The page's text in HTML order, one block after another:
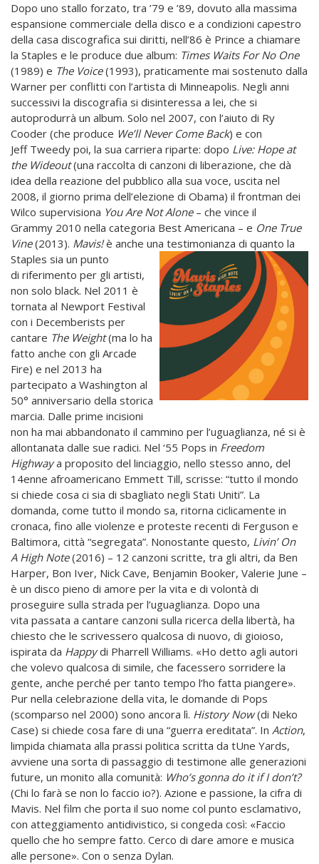
Dopo uno stallo forzato, tra ’79 e ’89, dovuto alla massima
espansione commerciale della disco e a condizioni capestro
della casa discografica sui diritti, nell’86 è Prince a chiamare
la Staples e le produce due album: Times Waits For No One
(1989) e The Voice(1993), praticamente mai sostenuto dalla
Warner per conflitti con l’artista di Minneapolis. Negli anni
successivi la discografia si disinteressa a lei, che si
autoprodurrà un album. Solo nel 2007, con l’aiuto di Ry
Cooder (che produce We’ll Never Come Back) e con
Jeff Tweedy poi, la sua carriera riparte: dopo Live: Hope at
the Wideout(una raccolta di canzoni di liberazione, che dà
idea della reazione del pubblico alla sua voce, uscita nel
2008, il giorno prima dell’elezione di Obama) il frontman dei
Wilco supervisiona You Are Not Alone– che vince il
Grammy 2010 nella categoria Best Americana – e One True
Vine(2013). Mavis!è anche una testimonianza di quanto la
Staples sia un punto
di riferimento per gli artisti,
non solo black. Nel 2011 è
tornata al Newport Festival
con i Decemberists per
cantare The Weight(ma lo ha
fatto anche con gli Arcade
Fire) e nel 2013 ha
partecipato a Washington al
50° anniversario della storica
marcia. Dalle prime incisioni
non ha mai abbandonato il cammino per l’uguaglianza, né si è
allontanata dalle sue radici. Nel ‘55 Pops in Freedom
Highwaya proposito del linciaggio, nello stesso anno, del
14enne afroamericano Emmett Till, scrisse: “tutto il mondo
si chiede cosa ci sia di sbagliato negli Stati Uniti”. La
domanda, come tutto il mondo sa, ritorna ciclicamente in
cronaca, fino alle violenze e proteste recenti di Ferguson e
Baltimora, città “segregata”. Nonostante questo, Livin’ On
A High Note(2016) – 12 canzoni scritte, tra gli altri, da Ben
Harper, Bon Iver, Nick Cave, Benjamin Booker, Valerie June –
è un disco pieno di amore per la vita e di volontà di
proseguire sulla strada per l’uguaglianza. Dopo una
vita passata a cantare canzoni sulla ricerca della libertà, ha
chiesto che le scrivessero qualcosa di nuovo, di gioioso,
ispirata da Happydi Pharrell Williams. «Ho detto agli autori
che volevo qualcosa di simile, che facessero sorridere la
gente, anche perché per tanto tempo l’ho fatta piangere».
Pur nella celebrazione della vita, le domande di Pops
(scomparso nel 2000) sono ancora lì. History Now(di Neko
Case) si chiede cosa fare di una “guerra ereditata”. In Action,
limpida chiamata alla prassi politica scritta da tUne Yards,
avviene una sorta di passaggio di testimone alle generazioni
future, un monito alla comunità: Who’s gonna do it if I don’t?
(Chi lo farà se non lo faccio io?). Azione e passione, la cifra di
Mavis. Nel film che porta il suo nome col punto esclamativo,
con atteggiamento antidivistico, si congeda così: «Faccio
quello che ho sempre fatto. Cerco di dare amore e musica
alle persone». Con o senza Dylan.